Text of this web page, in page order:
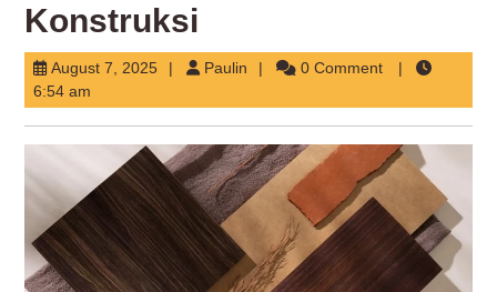
Konstruksi
August 7, 2025August
2025
Paulin Paulin
0 Comment
6:54 am